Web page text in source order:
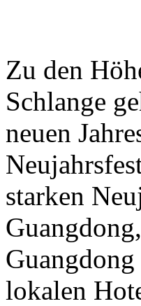
Zu den
Schlange
neuen
starken
lokalen